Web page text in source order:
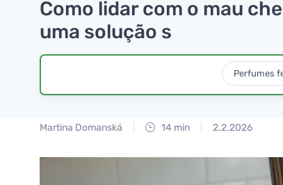
Como lidar com o mau
uma solução s
Perfumes
Martina Domanská 14 min 2.2.2026